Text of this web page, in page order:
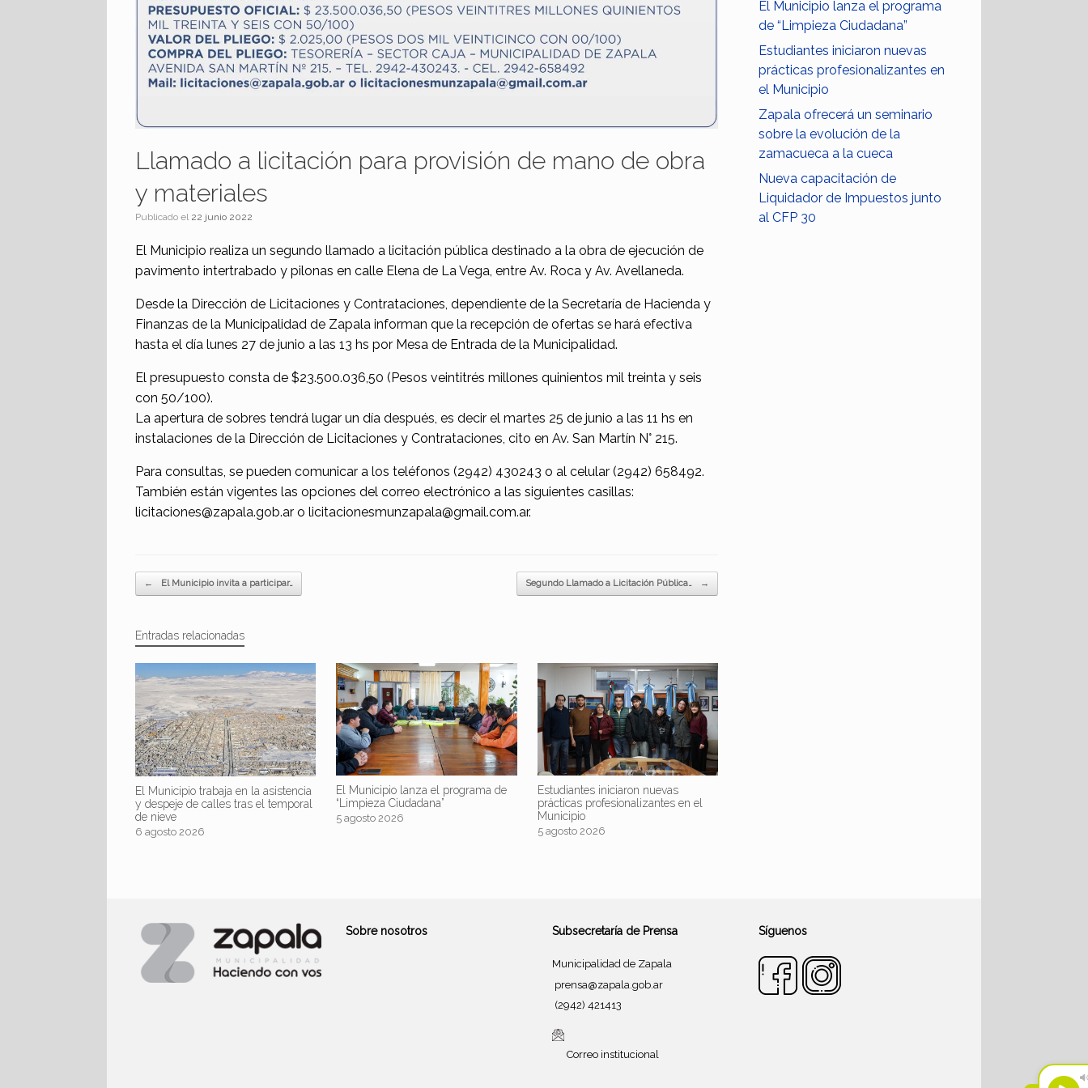
Llamado a licitación para provisión de mano de obra
y materiales
Publicado el 22 junio 2022
El Municipio realiza un segundo llamado a licitación pública destinado a la obra de ejecución de
pavimento intertrabado y pilonas en calle Elena de La Vega, entre Av. Roca y Av. Avellaneda.
Desde la Dirección de Licitaciones y Contrataciones, dependiente de la Secretaría de Hacienda y
Finanzas de la Municipalidad de Zapala informan que la recepción de ofertas se hará efectiva
hasta el día lunes 27 de junio a las 13 hs por Mesa de Entrada de la Municipalidad.
El presupuesto consta de $23.500.036,50 (Pesos veintitrés millones quinientos mil treinta y seis
con 50/100).
La apertura de sobres tendrá lugar un día después, es decir el martes 25 de junio a las 11 hs en
instalaciones de la Dirección de Licitaciones y Contrataciones, cito en Av. San Martín N° 215.
Para consultas, se pueden comunicar a los teléfonos (2942) 430243 o al celular (2942) 658492.
También están vigentes las opciones del correo electrónico a las siguientes casillas:
licitaciones@zapala.gob.ar o licitacionesmunzapala@gmail.com.ar.
Navegador de artículos
← El Municipio invita a participar… Segundo Llamado a Licitación Pública… →
Entradas relacionadas
El Municipio trabaja en la asistencia
y despeje de calles tras el temporal
de nieve
6 agosto 2026
El Municipio lanza el programa de
“Limpieza Ciudadana”
5 agosto 2026
Estudiantes iniciaron nuevas
prácticas profesionalizantes en el
Municipio
5 agosto 2026
El Municipio lanza el programa
de “Limpieza Ciudadana”
Estudiantes iniciaron nuevas
prácticas profesionalizantes en
el Municipio
Zapala ofrecerá un seminario
sobre la evolución de la
zamacueca a la cueca
Nueva capacitación de
Liquidador de Impuestos junto
al CFP 30
Sobre nosotros Subsecretaría de Prensa
Municipalidad de Zapala
prensa@zapala.gob.ar
(2942) 421413
Correo institucional
Síguenos